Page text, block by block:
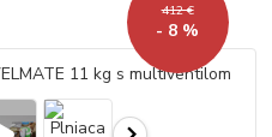
412 €
- 8 %